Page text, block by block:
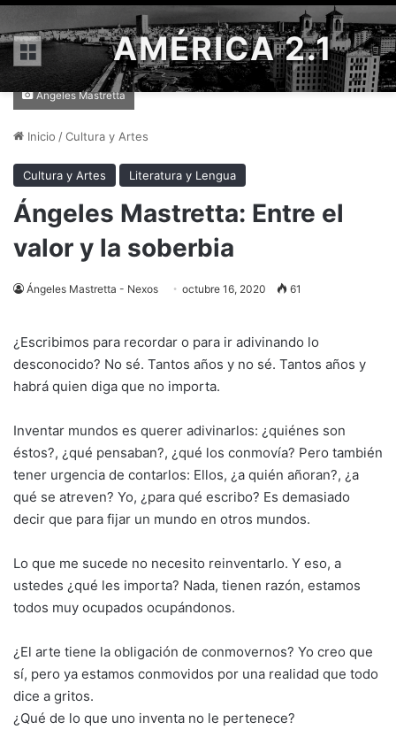
Menú AMÉRICA 2.1
Ángeles Mastretta
Inicio /Cultura y Artes
Cultura y Artes Literatura y Lengua
Ángeles Mastretta: Entre el
valor y la soberbia
Ángeles Mastretta - Nexos octubre 16, 2020 61
¿Escribimos para recordar o para ir adivinando lo
desconocido? No sé. Tantos años y no sé. Tantos años y
habrá quien diga que no importa.
Inventar mundos es querer adivinarlos: ¿quiénes son
éstos?, ¿qué pensaban?, ¿qué los conmovía? Pero también
tener urgencia de contarlos: Ellos, ¿a quién añoran?, ¿a
qué se atreven? Yo, ¿para qué escribo? Es demasiado
decir que para fijar un mundo en otros mundos.
Lo que me sucede no necesito reinventarlo. Y eso, a
ustedes ¿qué les importa? Nada, tienen razón, estamos
todos muy ocupados ocupándonos.
¿El arte tiene la obligación de conmovernos? Yo creo que
sí, pero ya estamos conmovidos por una realidad que todo
dice a gritos.
¿Qué de lo que uno inventa no le pertenece?